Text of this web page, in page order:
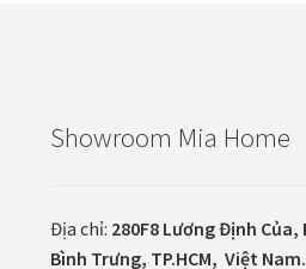
Showroom Mia Home
Địa chỉ: 280F8 Lương Định Của,
Bình Trưng, TP.HCM, Việt Nam.